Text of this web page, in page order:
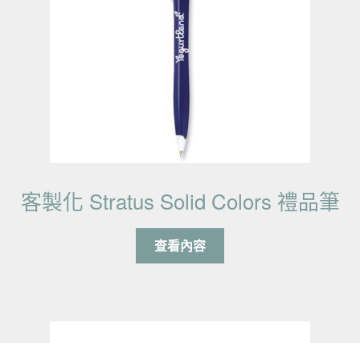
客製化 Stratus Solid Colors 禮品筆
查看內容